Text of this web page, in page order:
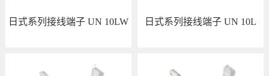
日式系列接线端子 UN 10LW 日式系列接线端子 UN 10L